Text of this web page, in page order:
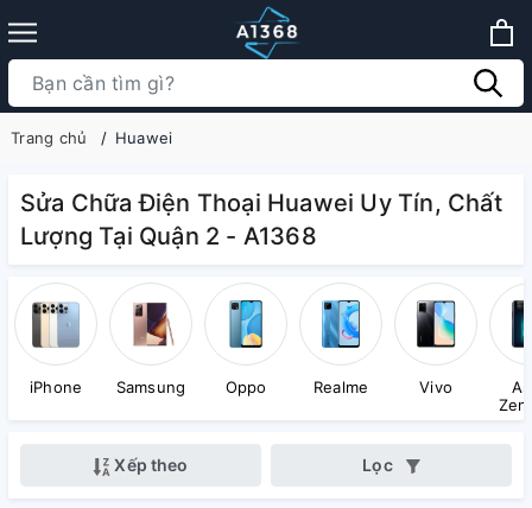
Trang chủ Huawei
Sửa Chữa Điện Thoại Huawei Uy Tín, Chất
Lượng Tại Quận 2 - A1368
iPhone Samsung Oppo Realme Vivo
Xếp theo Lọc